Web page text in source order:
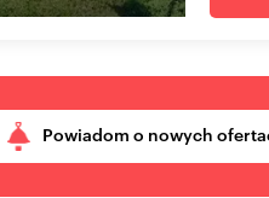
Powiadom o nowych